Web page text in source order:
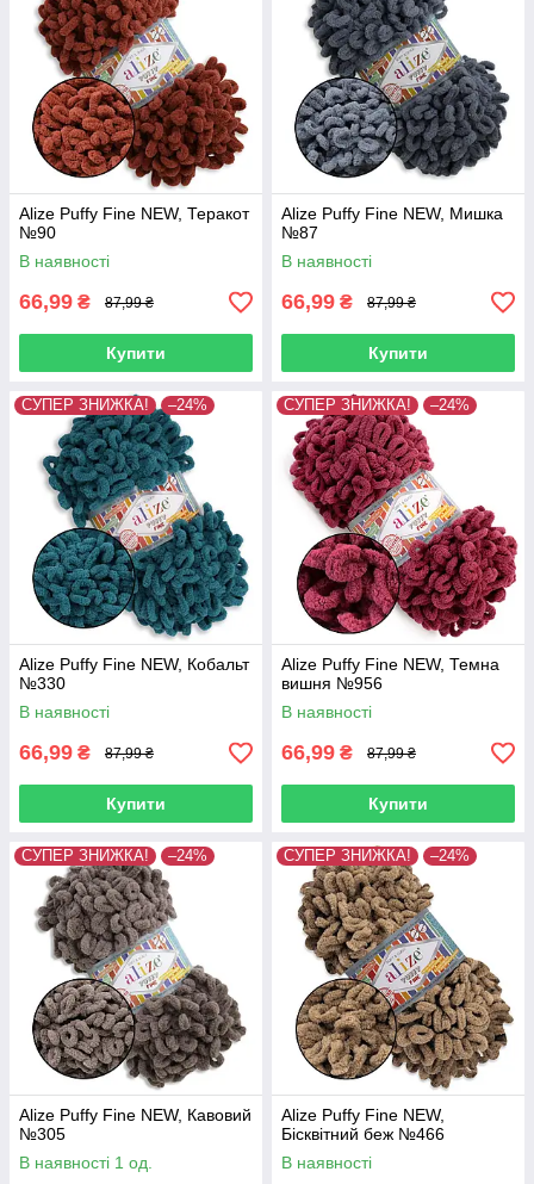
Alize Puffy Fine NEW, Теракот
№90
В наявності
66,99 ₴ 87,99 ₴
Купити
Alize Puffy Fine NEW, Мишка
№87
В наявності
66,99 ₴ 87,99 ₴
Купити
СУПЕР ЗНИЖКА! –24%
Alize Puffy Fine NEW, Кобальт
№330
В наявності
66,99 ₴ 87,99 ₴
Купити
СУПЕР ЗНИЖКА! –24%
Alize Puffy Fine NEW, Темна
вишня №956
В наявності
66,99 ₴ 87,99 ₴
Купити
СУПЕР ЗНИЖКА! –24%
Alize Puffy Fine NEW, Кавовий
№305
В наявності 1 од.
СУПЕР ЗНИЖКА! –24%
Alize Puffy Fine NEW,
Бісквітний беж №466
В наявності